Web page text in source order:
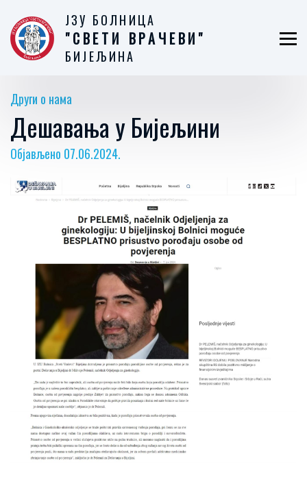
ЈЗУ БОЛНИЦА
"СВЕТИ ВРАЧЕВИ"
БИЈЕЉИНА
Други о нама
Дешавања у Бијељини
Објављено 07.06.2024.